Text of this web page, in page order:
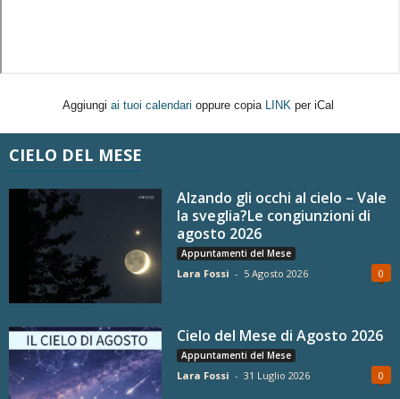
Aggiungi ai tuoi calendari oppure copia LINK per iCal
CIELO DEL MESE
Alzando gli occhi al cielo – Vale
la sveglia?Le congiunzioni di
agosto 2026
Appuntamenti del Mese
Lara Fossi - 5 Agosto 2026 0
Cielo del Mese di Agosto 2026
Appuntamenti del Mese
Lara Fossi - 31 Luglio 2026 0